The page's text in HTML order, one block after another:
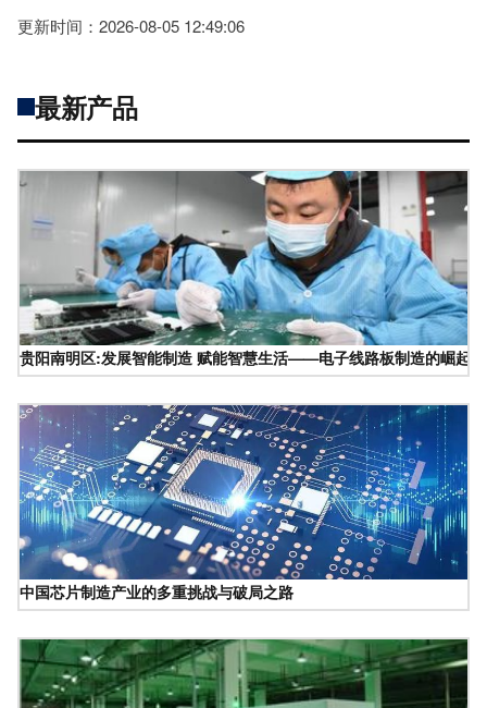
更新时间：2026-08-05 12:49:06
最新产品
贵阳南明区:发展智能制造 赋能智慧生活——电子线路板制造的崛起
中国芯片制造产业的多重挑战与破局之路